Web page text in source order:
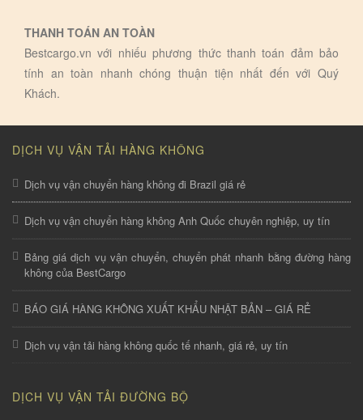
THANH TOÁN AN TOÀN
Bestcargo.vn với nhiếu phương thức thanh toán đảm bảo
tính an toàn nhanh chóng thuận tiện nhất đến với Quý
Khách.
DỊCH VỤ VẬN TẢI HÀNG KHÔNG
Dịch vụ vận chuyển hàng không đi Brazil giá rẻ
Dịch vụ vận chuyển hàng không Anh Quốc chuyên nghiệp, uy tín
Bảng giá dịch vụ vận chuyển, chuyển phát nhanh bằng đường hàng
không của BestCargo
BÁO GIÁ HÀNG KHÔNG XUẤT KHẨU NHẬT BẢN – GIÁ RẺ
Dịch vụ vận tải hàng không quốc tế nhanh, giá rẻ, uy tín
DỊCH VỤ VẬN TẢI ĐƯỜNG BỘ